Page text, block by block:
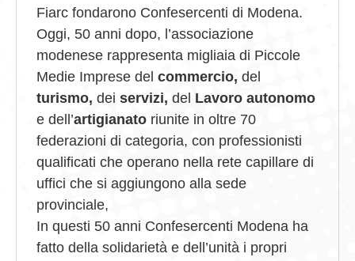
Fiarc fondarono Confesercenti di Modena.
Oggi, 50 anni dopo, l’associazione
modenese rappresenta migliaia di Piccole
Medie Imprese del commercio, del
turismo, dei servizi, del Lavoro autonomo
e dell’artigianato riunite in oltre 70
federazioni di categoria, con professionisti
qualificati che operano nella rete capillare di
uffici che si aggiungono alla sede
provinciale,
In questi 50 anni Confesercenti Modena ha
fatto della solidarietà e dell’unità i propri